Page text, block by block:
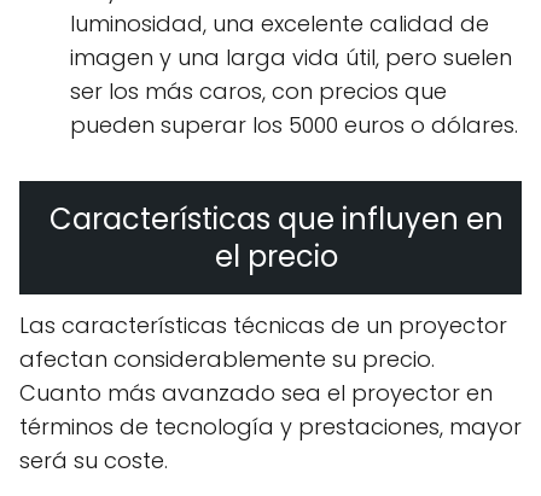
luminosidad, una excelente calidad de
imagen y una larga vida útil, pero suelen
ser los más caros, con precios que
pueden superar los 5000 euros o dólares.
Características que influyen en
el precio
Las características técnicas de un proyector
afectan considerablemente su precio.
Cuanto más avanzado sea el proyector en
términos de tecnología y prestaciones, mayor
será su coste.